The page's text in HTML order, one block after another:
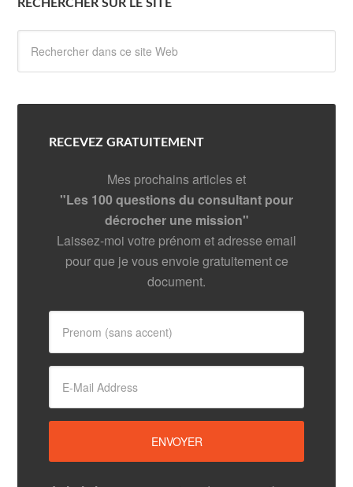
RECHERCHER SUR LE SITE
RECEVEZ GRATUITEMENT
Mes prochains articles et
"Les 100 questions du consultant pour
décrocher une mission"
Laissez-moi votre prénom et adresse email
pour que je vous envoie gratuitement ce
document.